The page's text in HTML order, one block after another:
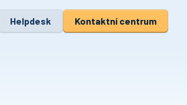
Helpdesk Kontaktní centrum